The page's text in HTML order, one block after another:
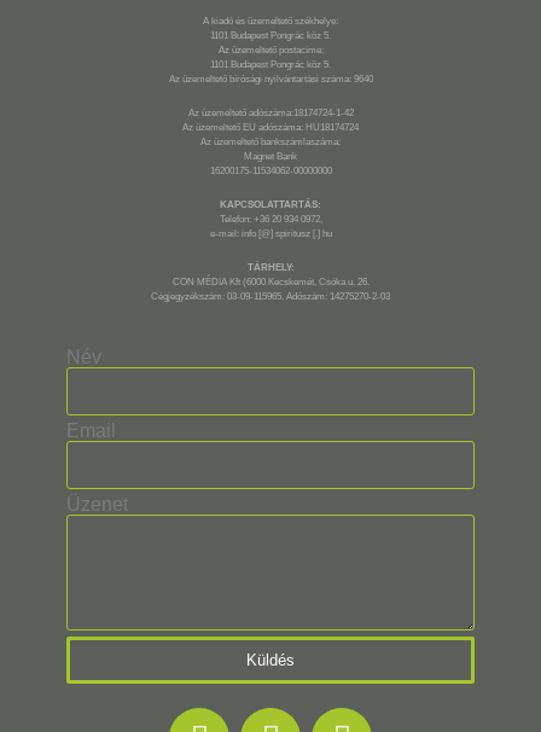
A kiadó és üzemeltető székhelye:
1101 Budapest Pongrác köz 5.
Az üzemeltető postacíme:
1101 Budapest Pongrác köz 5.
Az üzemeltető bírósági nyilvántartási száma: 9640
Az üzemeltető adószáma:18174724-1-42
Az üzemeltető EU adószáma: HU18174724
Az üzemeltető bankszámlaszáma:
Magnet Bank
16200175-11534062-00000000
KAPCSOLATTARTÁS:
Telefon: +36 20 934 0972,
e-mail: info [@] spiritusz [.] hu
TÁRHELY:
CON MÉDIA Kft (6000 Kecskemét, Csóka u. 26.
Cégjegyzékszám: 03-09-115965. Adószám: 14275270-2-03
Név
Email
Üzenet
Küldés